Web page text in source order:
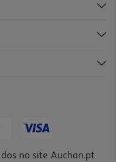
no site Auchan.pt